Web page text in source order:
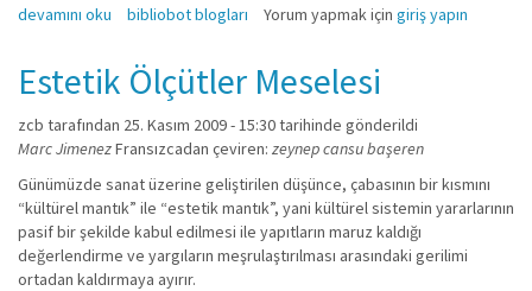
Kültür Endüstrisi: Aydınlanma - Kitle Aldatmacası hakkında
devamını oku bibliobot blogları Yorum yapmak için giriş yapın
Estetik Ölçütler Meselesi
zcb tarafından 25. Kasım 2009 - 15:30 tarihinde gönderildi
Marc JimenezFransızcadan çeviren: zeynep cansu başeren
Günümüzde sanat üzerine geliştirilen düşünce, çabasının bir kısmını
“kültürel mantık” ile “estetik mantık”, yani kültürel sistemin yararlarının
pasif bir şekilde kabul edilmesi ile yapıtların maruz kaldığı
değerlendirme ve yargıların meşrulaştırılması arasındaki gerilimi
ortadan kaldırmaya ayırır.